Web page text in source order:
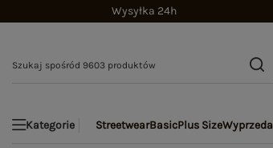
Wysyłka 24h
Kategorie StreetwearBasicPlus Size